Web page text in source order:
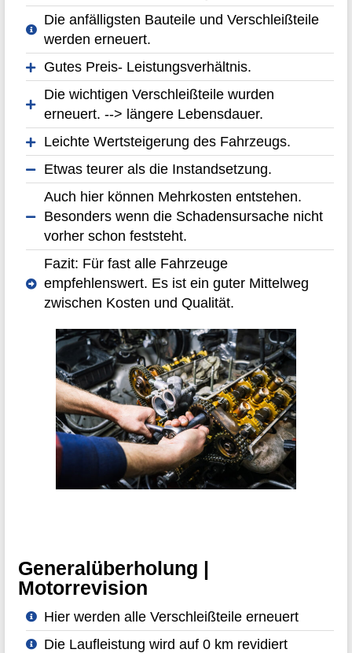
Die anfälligsten Bauteile und Verschleißteile
werden erneuert.
Gutes Preis- Leistungsverhältnis.
Die wichtigen Verschleißteile wurden
erneuert. --> längere Lebensdauer.
Leichte Wertsteigerung des Fahrzeugs.
Etwas teurer als die Instandsetzung.
Auch hier können Mehrkosten entstehen.
Besonders wenn die Schadensursache nicht
vorher schon feststeht.
Fazit: Für fast alle Fahrzeuge
empfehlenswert. Es ist ein guter Mittelweg
zwischen Kosten und Qualität.
Generalüberholung |
Motorrevision
Hier werden alle Verschleißteile erneuert
Die Laufleistung wird auf 0 km revidiert